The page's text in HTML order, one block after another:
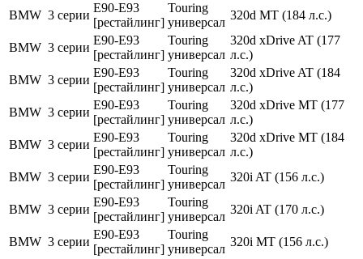
BMW 3 серии
E90-E93
[рестайлинг]
Touring
универсал
320d MT (184 л.с.)
BMW 3 серии
E90-E93
[рестайлинг]
Touring
универсал
320d xDrive AT (177
л.с.)
BMW 3 серии
E90-E93
[рестайлинг]
Touring
универсал
320d xDrive AT (184
л.с.)
BMW 3 серии
E90-E93
[рестайлинг]
Touring
универсал
320d xDrive MT (177
л.с.)
BMW 3 серии
E90-E93
[рестайлинг]
Touring
универсал
320d xDrive MT (184
л.с.)
BMW 3 серии
E90-E93
[рестайлинг]
Touring
универсал
320i AT (156 л.с.)
BMW 3 серии
E90-E93
[рестайлинг]
Touring
универсал
320i AT (170 л.с.)
BMW 3 серии
E90-E93
[рестайлинг]
Touring
универсал
320i MT (156 л.с.)